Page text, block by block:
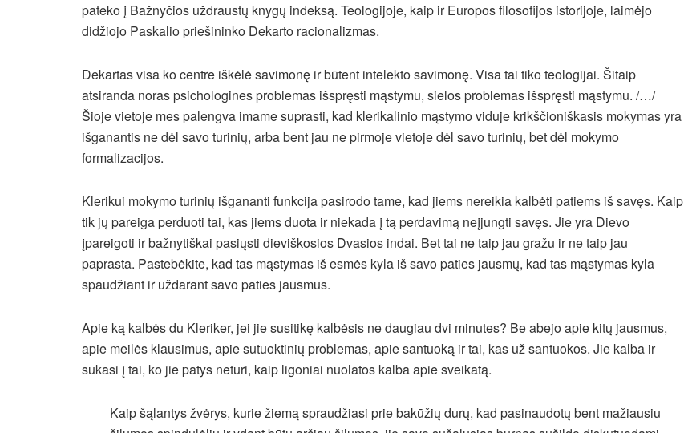
pateko į Bažnyčios uždraustų knygų indeksą. Teologijoje, kaip ir Europos filosofijos istorijoje, laimėjo
didžiojo Paskalio priešininko Dekarto racionalizmas.
Dekartas visa ko centre iškėlė savimonę ir būtent intelekto savimonę. Visa tai tiko teologijai. Šitaip
atsiranda noras psichologines problemas išspręsti mąstymu, sielos problemas išspręsti mąstymu. /…/
Šioje vietoje mes palengva imame suprasti, kad klerikalinio mąstymo viduje krikščioniškasis mokymas yra
išganantis ne dėl savo turinių, arba bent jau ne pirmoje vietoje dėl savo turinių, bet dėl mokymo
formalizacijos.
Klerikui mokymo turinių išgananti funkcija pasirodo tame, kad jiems nereikia kalbėti patiems iš savęs. Kaip
tik jų pareiga perduoti tai, kas jiems duota ir niekada į tą perdavimą neįjungti savęs. Jie yra Dievo
įpareigoti ir bažnytiškai pasiųsti dieviškosios Dvasios indai. Bet tai ne taip jau gražu ir ne taip jau
paprasta. Pastebėkite, kad tas mąstymas iš esmės kyla iš savo paties jausmų, kad tas mąstymas kyla
spaudžiant ir uždarant savo paties jausmus.
Apie ką kalbės du Kleriker, jei jie susitikę kalbėsis ne daugiau dvi minutes? Be abejo apie kitų jausmus,
apie meilės klausimus, apie sutuoktinių problemas, apie santuoką ir tai, kas už santuokos. Jie kalba ir
sukasi į tai, ko jie patys neturi, kaip ligoniai nuolatos kalba apie sveikatą.
Kaip šąlantys žvėrys, kurie žiemą spraudžiasi prie bakūžių durų, kad pasinaudotų bent mažiausiu